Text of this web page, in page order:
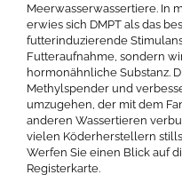
Meerwasserwassertiere. In
erwies sich DMPT als das
futterinduzierende
Futteraufnahme, sondern
hormonähnliche Substanz.
Methylspender und
umzugehen, der mit dem
anderen Wassertieren
vielen Köderherstellern
Werfen Sie einen Blick auf
Registerkarte.